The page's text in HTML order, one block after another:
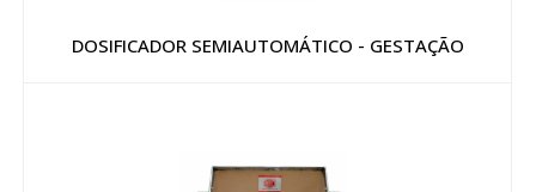
DOSIFICADOR SEMIAUTOMÁTICO - GESTAÇÃO